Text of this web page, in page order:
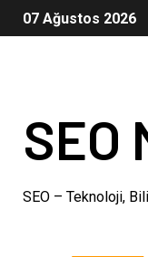
07 Ağustos 2026
SEO
SEO – Teknoloji,